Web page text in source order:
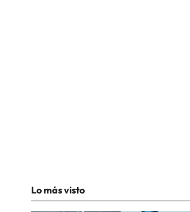
Lo más visto